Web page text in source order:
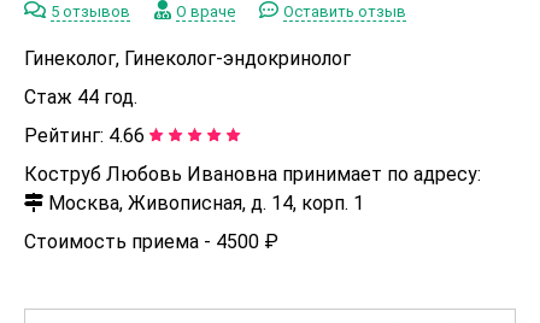
5 отзывов О враче Оставить отзыв
Гинеколог, Гинеколог-эндокринолог
Стаж 44 год.
Рейтинг: 4.66
Коструб Любовь Ивановна принимает по адресу:
Москва, Живописная, д. 14, корп. 1
Стоимость приема - 4500 ₽